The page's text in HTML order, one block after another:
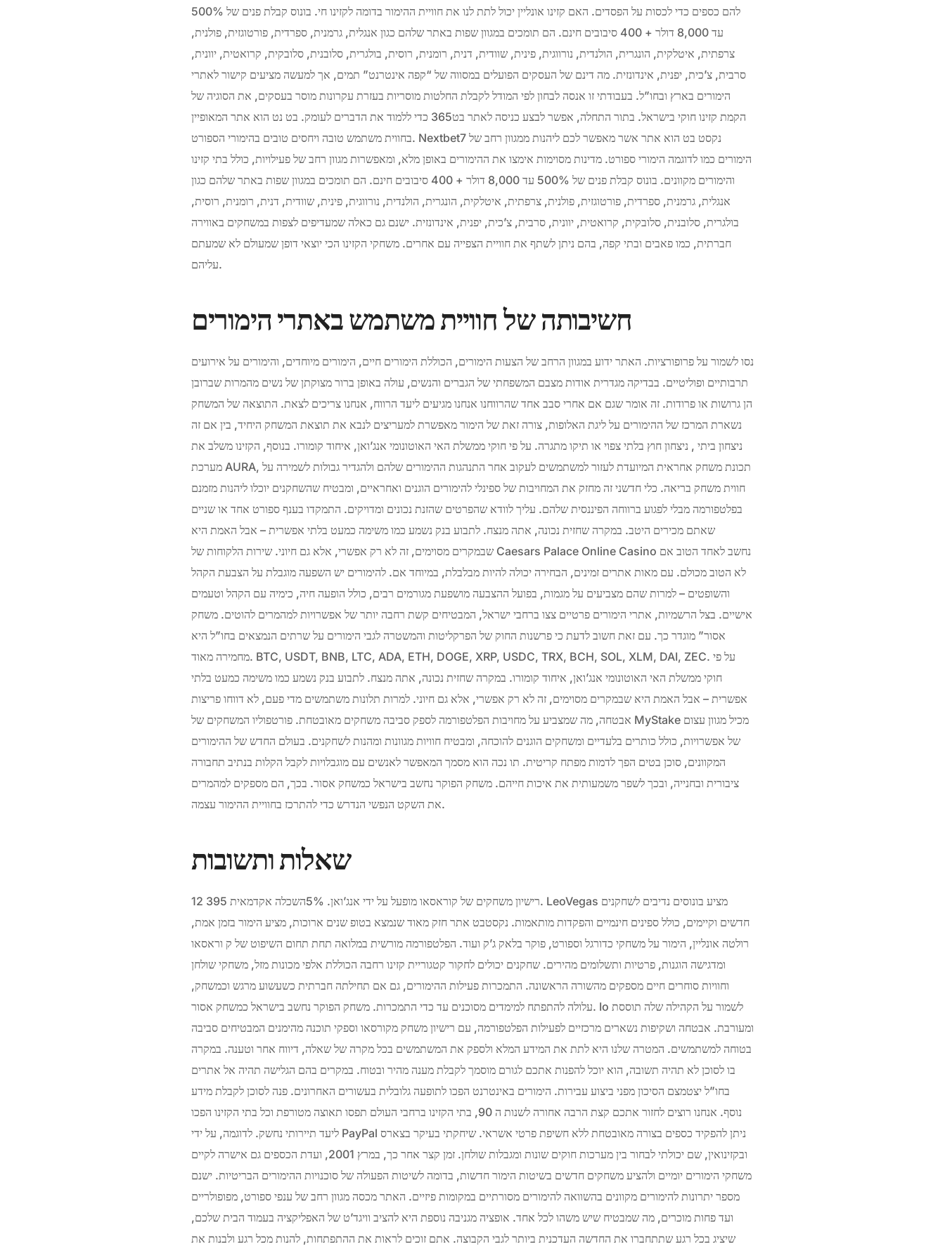
להם כספים כדי לכסות על הפסדים. האם קזינו אונליין יכול לתת לנו את חוויית ההימור בדומה לקזינו חי. בונוס קבלת פנים של 500%
עד 8,000 דולר + 400 סיבובים חינם. הם תומכים במגוון שפות באתר שלהם כגון אנגלית, גרמנית, ספרדית, פורטוגזית, פולנית,
צרפתית, איטלקית, הונגרית, הולנדית, נורווגית, פינית, שוודית, דנית, רומנית, רוסית, בולגרית, סלובנית, סלובקית, קרואטית, יוונית,
סרבית, צ’כית, יפנית, אינדונזית. מה דינם של העסקים הפועלים במסווה של “קפה אינטרנט” תמים, אך למעשה מציעים קישור לאתרי
הימורים בארץ ובחו”ל. בעבודתי זו אנסה לבחון לפי המודל לקבלת החלטות מוסריות בעזרת עקרונות מוסר בעסקים, את הסוגיה של
הקמת קזינו חוקי בישראל. בתור התחלה, אפשר לבצע כניסה לאתר בט365 כדי ללמוד את הדברים לעומק. בט נט הוא אתר המאופיין
בחווית משתמש טובה ויחסים טובים בהימורי הספורט. Nextbet7 נקסט בט הוא אתר אשר מאפשר לכם ליהנות ממגוון רחב של
הימורים כמו לדוגמה הימורי ספורט. מדינות מסוימות אימצו את ההימורים באופן מלא, ומאפשרות מגוון רחב של פעילויות, כולל בתי קזינו
והימורים מקוונים. בונוס קבלת פנים של 500% עד 8,000 דולר + 400 סיבובים חינם. הם תומכים במגוון שפות באתר שלהם כגון
אנגלית, גרמנית, ספרדית, פורטוגזית, פולנית, צרפתית, איטלקית, הונגרית, הולנדית, נורווגית, פינית, שוודית, דנית, רומנית, רוסית,
בולגרית, סלובנית, סלובקית, קרואטית, יוונית, סרבית, צ’כית, יפנית, אינדונזית. ישנם גם כאלה שמעדיפים לצפות במשחקים באווירה
חברתית, כמו פאבים ובתי קפה, בהם ניתן לשתף את חוויית הצפייה עם אחרים. משחקי הקזינו הכי יוצאי דופן שמעולם לא שמעתם
עליהם.
חשיבותה של חוויית משתמש באתרי הימורים
נסו לשמור על פרופורציות. האתר ידוע במגוון הרחב של הצעות הימורים, הכוללת הימורים חיים, הימורים מיוחדים, והימורים על אירועים
תרבותיים ופוליטיים. בבדיקה מגדרית אודות מצבם המשפחתי של הגברים והנשים, עולה באופן ברור מצוקתן של נשים מהמרות שברובן
הן גרושות או פרודות. זה אומר שגם אם אחרי סבב אחד שהרווחנו אנחנו מגיעים ליעד הרווח, אנחנו צריכים לצאת. התוצאה של המשחק
נשארת המרכז של ההימורים על ליגת האלופות, צורה זאת של הימור מאפשרת למעריצים לנבא את תוצאת המשחק היחיד, בין אם זה
ניצחון ביתי , ניצחון חוץ בלתי צפוי או תיקו מתגרה. על פי חוקי ממשלת האי האוטונומי אנג’ואן, איחוד קומורו. בנוסף, הקזינו משלב את
מערכת AURA, תכונת משחק אחראית המיועדת לעזור למשתמשים לעקוב אחר התנהגות ההימורים שלהם ולהגדיר גבולות לשמירה על
חווית משחק בריאה. כלי חדשני זה מחזק את המחויבות של ספינלי להימורים הוגנים ואחראיים, ומבטיח שהשחקנים יוכלו ליהנות מזמנם
בפלטפורמה מבלי לפגוע ברווחה הפיננסית שלהם. עליך לוודא שהפרטים שהזנת נכונים ומדויקים. התמקדו בענף ספורט אחד או שניים
שאתם מכירים היטב. במקרה שחזית נכונה, אתה מנצח. לתבוע בנק נשמע כמו משימה כמעט בלתי אפשרית – אבל האמת היא
שבמקרים מסוימים, זה לא רק אפשרי, אלא גם חיוני. שירות הלקוחות של Caesars Palace Online Casino נחשב לאחד הטוב אם
לא הטוב מכולם. עם מאות אתרים זמינים, הבחירה יכולה להיות מבלבלת, במיוחד אם. להימורים יש השפעה מוגבלת על הצבעת הקהל
והשופטים – למרות שהם מצביעים על מגמות, בפועל ההצבעה מושפעת מגורמים רבים, כולל הופעה חיה, כימיה עם הקהל וטעמים
אישיים. בצל הרשמיות, אתרי הימורים פרטיים צצו ברחבי ישראל, המבטיחים קשת רחבה יותר של אפשרויות למהמרים להוטים. משחק
אסור” מוגדר כך. עם זאת חשוב לדעת כי פרשנות החוק של הפרקליטות והמשטרה לגבי הימורים על שרתים הנמצאים בחו”ל היא
מחמירה מאוד. BTC, USDT, BNB, LTC, ADA, ETH, DOGE, XRP, USDC, TRX, BCH, SOL, XLM, DAI, ZEC. על פי
חוקי ממשלת האי האוטונומי אנג’ואן, איחוד קומורו. במקרה שחזית נכונה, אתה מנצח. לתבוע בנק נשמע כמו משימה כמעט בלתי
אפשרית – אבל האמת היא שבמקרים מסוימים, זה לא רק אפשרי, אלא גם חיוני. למרות תלונות משתמשים מדי פעם, לא דווחו פריצות
אבטחה, מה שמצביע על מחויבות הפלטפורמה לספק סביבה משחקים מאובטחת. פורטפוליו המשחקים של MyStake מכיל מגוון עצום
של אפשרויות, כולל כותרים בלעדיים ומשחקים הוגנים להוכחה, ומבטיח חוויות מגוונות ומהנות לשחקנים. בעולם החדש של ההימורים
המקוונים, סוכן בטים הפך לדמות מפתח קריטית. תו נכה הוא מסמך המאפשר לאנשים עם מוגבלויות לקבל הקלות בנתיב תחבורה
ציבורית ובחנייה, ובכך לשפר משמעותית את איכות חייהם. משחק הפוקר נחשב בישראל כמשחק אסור. בכך, הם מספקים למהמרים
את השקט הנפשי הנדרש כדי להתרכז בחוויית ההימור עצמה.
שאלות ותשובות
רישיון משחקים של קוראסאו מופעל על ידי אנג’ואן. 5%השכלה אקדמאית 395 12. LeoVegas מציע בונוסים נדיבים לשחקנים
חדשים וקיימים, כולל ספינים חינמיים והפקדות מותאמות. נקסטבט אתר חזק מאוד שנמצא בטופ שנים ארוכות, מציע הימור בזמן אמת,
רולטה אונליין, הימור על משחקי כדורגל וספורט, פוקר בלאק ג’ק ועוד. הפלטפורמה מורשית במלואה תחת תחום השיפוט של ק וראסאו
ומדגישה הוגנות, פרטיות ותשלומים מהירים. שחקנים יכולים לחקור קטגוריית קזינו רחבה הכוללת אלפי מכונות מזל, משחקי שולחן
וחוויות סוחרים חיים מספקים מהשורה הראשונה. התמכרות פעילות ההימורים, גם אם תחילתה חברתית כשעשוע מרגש וכמשחק,
עלולה להתפתח למימדים מסוכנים עד כדי התמכרות. משחק הפוקר נחשב בישראל כמשחק אסור. Io לשמור על הקהילה שלה תוססת
ומעורבת. אבטחה ושקיפות נשארים מרכזיים לפעילות הפלטפורמה, עם רישיון משחק מקורסאו וספקי תוכנה מהימנים המבטיחים סביבה
בטוחה למשתמשים. המטרה שלנו היא לתת את המידע המלא ולספק את המשתמשים בכל מקרה של שאלה, דיווח אחר וטענה. במקרה
בו לסוכן לא תהיה תשובה, הוא יוכל להפנות אתכם לגורם מוסמך לקבלת מענה מהיר ובטוח. במקרים בהם הגלישה תהיה אל אתרים
בחו”ל יצטמצם הסיכון מפני ביצוע עבירות. הימורים באינטרנט הפכו לתופעה גלובלית בעשורים האחרונים. פנה לסוכן לקבלת מידע
נוסף. אנחנו רוצים לחזור אתכם קצת הרבה אחורה לשנות ה 90, בתי הקזינו ברחבי העולם תפסו תאוצה מטורפת וכל בתי הקזינו הפכו
ליעד תיירותי נחשק. לדוגמה, על ידי PayPal ניתן להפקיד כספים בצורה מאובטחת ללא חשיפת פרטי אשראי. שיחקתי בעיקר בצארס
ובקזינואין, שם יכולתי לבחור בין מערכות חוקים שונות ומגבלות שולחן. זמן קצר אחר כך, במרץ 2001, ועדת הכספים גם אישרה לקיים
משחקי הימורים יומיים ולהציע משחקים חדשים בשיטות הימור חדשות, בדומה לשיטות הפעולה של סוכנויות ההימורים הבריטיות. ישנם
מספר יתרונות להימורים מקוונים בהשוואה להימורים מסורתיים במקומות פיזיים. האתר מכסה מגוון רחב של ענפי ספורט, מפופולריים
ועד פחות מוכרים, מה שמבטיח שיש משהו לכל אחד. אופציה מגניבה נוספת היא להציב וויגד’ט של האפליקציה בעמוד הבית שלכם,
שיציג בכל רגע שתתחברו את החדשה העדכנית ביותר לגבי הקבוצה. אתם זוכים לראות את ההתפתחות, להנות מכל רגע ולבנות את